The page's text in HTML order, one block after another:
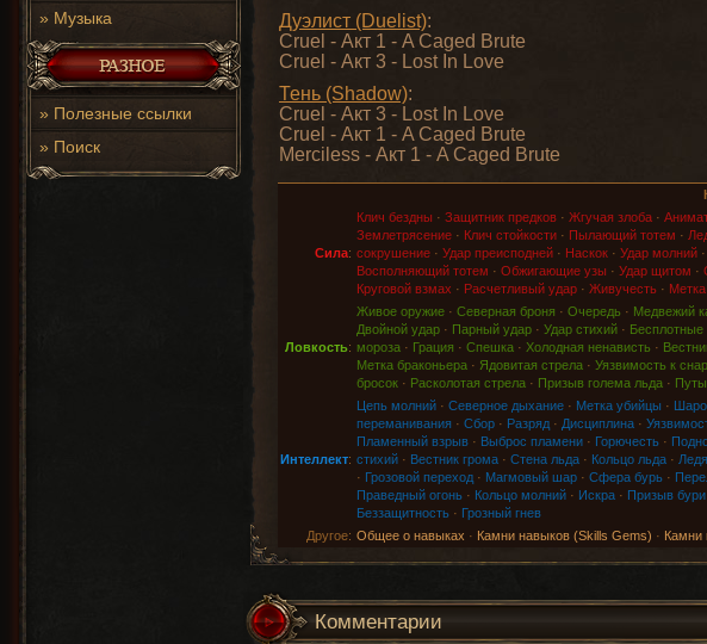
» Музыка
» Полезные ссылки
» Поиск
Дуэлист (Duelist):
Cruel - Акт 1 - A Caged Brute
Cruel - Акт 3 - Lost In Love
Тень (Shadow):
Cruel - Акт 3 - Lost In Love
Cruel - Акт 1 - A Caged Brute
Merciless - Акт 1 - A Caged Brute
Сила:
Клич бездны · Защитник предков· Жгучая злоба·
Землетрясение· Клич стойкости· Пылающий тотем ·
сокрушение· Удар преисподней· Наскок· Удар молний·
Восполняющий тотем · Обжигающие узы · Удар щитом ·
Круговой взмах · Расчетливый удар· Живучесть·
Ловкость:
Живое оружие· Северная броня · Очередь · Медвежий
Двойной удар· Парный удар· Удар стихий· Бесплотные
мороза· Грация · Спешка· Холодная ненависть ·
Метка браконьера· Ядовитая стрела· Уязвимость к
бросок· Расколотая стрела· Призыв голема льда·
Интеллект:
Цепь молний· Северное дыхание· Метка убийцы ·
переманивания· Сбор· Разряд· Дисциплина·
Пламенный взрыв· Выброс пламени· Горючесть·
стихий· Вестник грома· Стена льда· Кольцо льда·
· Грозовой переход· Магмовый шар· Сфера бурь·
Праведный огонь· Кольцо молний· Искра· Призыв бури
Беззащитность· Грозный гнев
Другое: Общее о навыках · Камни навыков (Skills Gems) · Камни
Комментарии